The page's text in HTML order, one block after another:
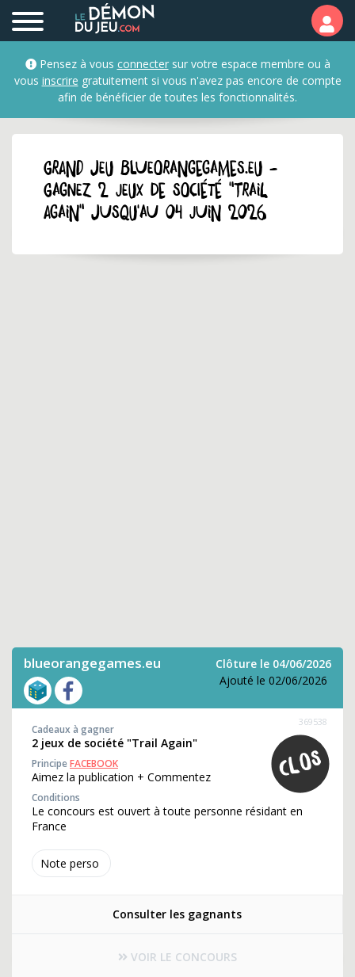
Pensez à vous connectersur votre espace membre ou à
vous inscrire gratuitement si vous n'avez pas encore de compte
afin de bénéficier de toutes les fonctionnalités.
GRAND JEU blueorangegames.eu -
Gagnez 2 jeux de société "Trail
Again" jusqu'au 04 juin 2026
blueorangegames.eu
Clôture le 04/06/2026
Ajouté le 02/06/2026
Note perso
369538
Cadeaux à gagner
2 jeux de société "Trail Again"
PrincipeFACEBOOK
Aimez la publication + Commentez
Conditions
Le concours est ouvert à toute personne résidant en
France
Consulter les gagnants
VOIR LE CONCOURS